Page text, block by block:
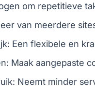
om repetitieve
van meerdere
Een flexibele en
Maak aangepaste
Neemt minder